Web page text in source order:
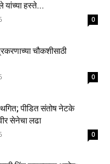
यांच्या हस्ते...
0
चौकशीसाठी
0
पीडित संतोष नेटके
सेनेचा लढा
0